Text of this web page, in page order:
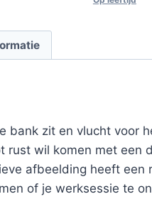
bank zit en vlucht voor
rust wil komen met een
afbeelding heeft een
of je werksessie te